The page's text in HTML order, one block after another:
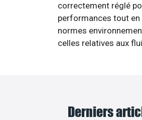
correctement réglé
performances tout
normes
celles relatives aux
Derniers